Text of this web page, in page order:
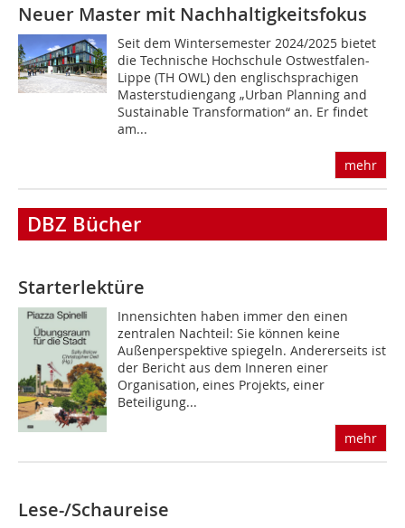
Neuer Master mit Nachhaltigkeitsfokus
Seit dem Wintersemester 2024/2025 bietet
die Technische Hochschule Ostwestfalen-
Lippe (TH OWL) den englischsprachigen
Masterstudiengang „Urban Planning and
Sustainable Transformation“ an. Er findet
am...
mehr
DBZ Bücher
Starterlektüre
Innensichten haben immer den einen
zentralen Nachteil: Sie können keine
Außenperspektive spiegeln. Andererseits ist
der Bericht aus dem Inneren einer
Organisation, eines Projekts, einer
Beteiligung...
mehr
Lese-/Schaureise